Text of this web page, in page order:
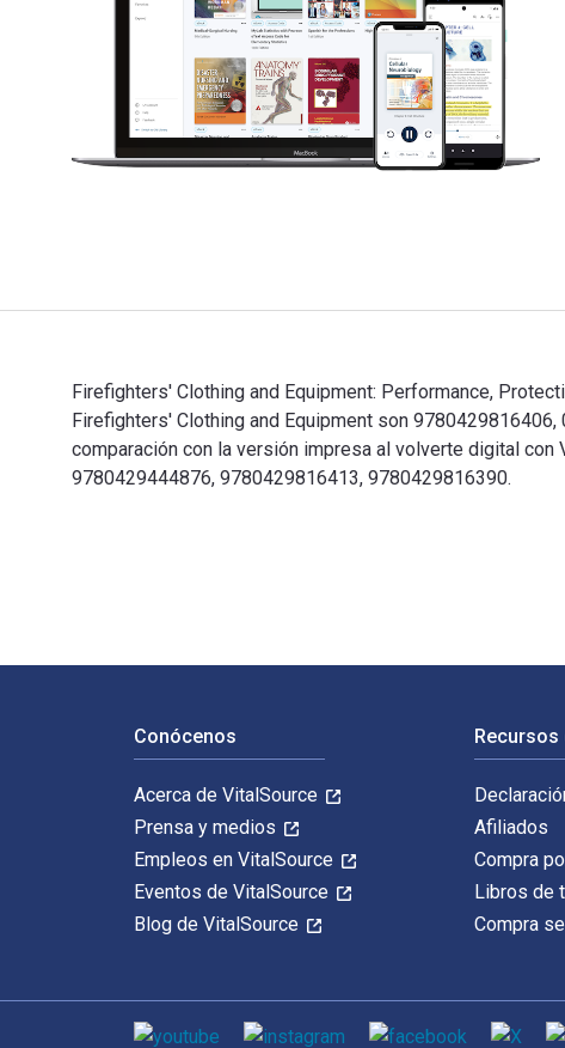
Firefighters' Clothing and Equipment: Performance,
Firefighters' Clothing and Equipment son
comparación con la versión impresa al volverte digital
9780429444876, 9780429816413, 9780429816390.
Conócenos
Acerca de VitalSource
Prensa y medios
Empleos en VitalSource
Eventos de VitalSource
Blog de VitalSource
Recursos
Afiliados
Compra
Libros de
Compra
Medios de comunicación social